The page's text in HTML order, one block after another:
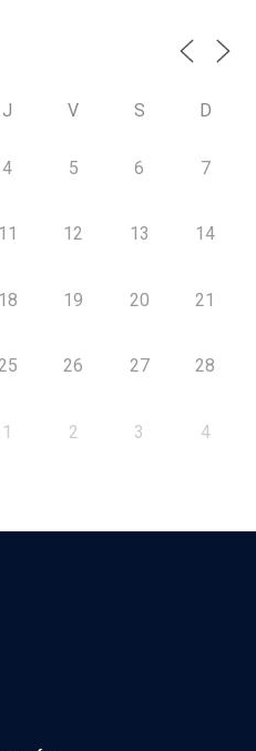
J V S D
4 5 6 7
11 12 13 14
18 19 20 21
26 27 28
1 2 3 4